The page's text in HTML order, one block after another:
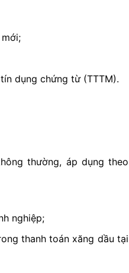
dụng chứng từ (TTTM).
thường, áp dụng theo
nghiệp;
thanh toán xăng dầu tại